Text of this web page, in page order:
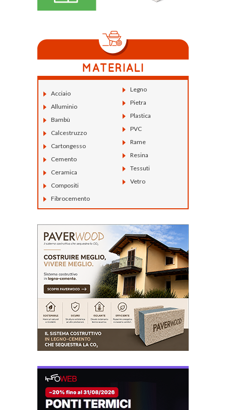
Acciaio
Alluminio
Bambù
Calcestruzzo
Cartongesso
Cemento
Ceramica
Compositi
Fibrocemento
Legno
Pietra
Plastica
PVC
Rame
Resina
Tessuti
Vetro